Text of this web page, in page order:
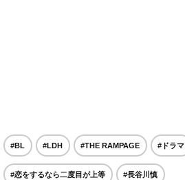
#BL #LDH #THE RAMPAGE #ドラマ
#恋をするなら二度目が上等 #長谷川慎